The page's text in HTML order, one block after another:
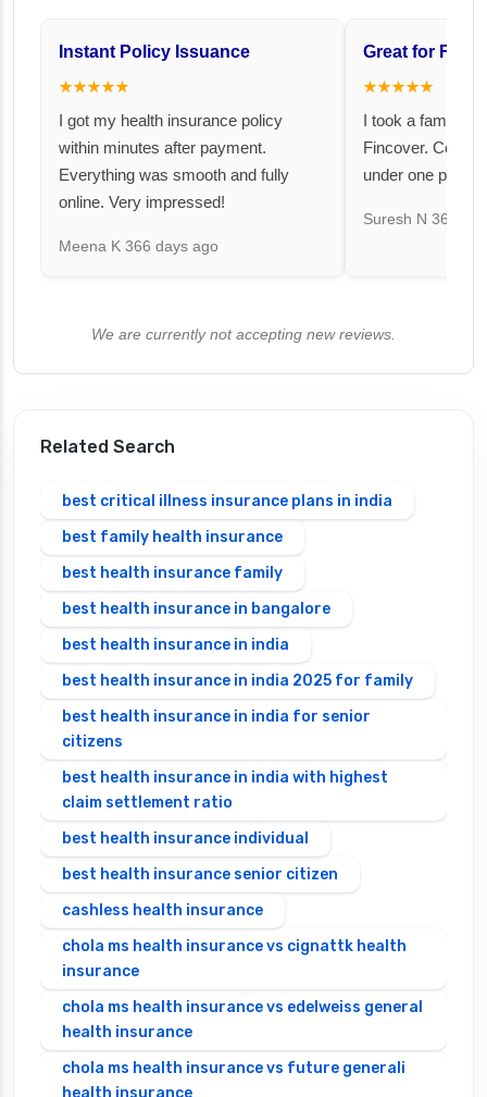
Instant Policy Issuance
★★★★★
I got my health insurance policy
within minutes after payment.
Everything was smooth and fully
online. Very impressed!
Meena K 366 days ago
Great for
★★★★★
I took a family
Fincover.
under one
Suresh N 367
We are currently not accepting new reviews.
Related Search
best critical illness insurance plans in india
best family health insurance
best health insurance family
best health insurance in bangalore
best health insurance in india
best health insurance in india 2025 for family
best health insurance in india for senior
citizens
best health insurance in india with highest
claim settlement ratio
best health insurance individual
best health insurance senior citizen
cashless health insurance
chola ms health insurance vs cignattk health
insurance
chola ms health insurance vs edelweiss general
health insurance
chola ms health insurance vs future generali
health insurance